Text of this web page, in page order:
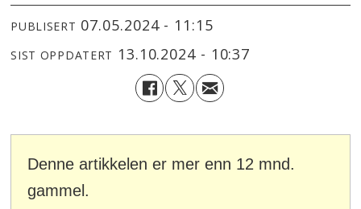
PUBLISERT 07.05.2024 - 11:15
SIST OPPDATERT 13.10.2024 - 10:37
Denne artikkelen er mer enn 12 mnd.
gammel.